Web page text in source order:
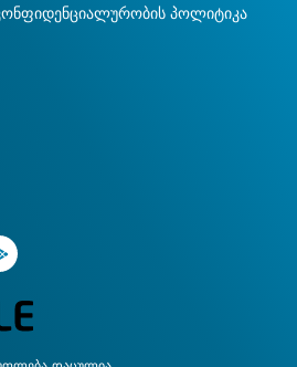
პოლიტიკა